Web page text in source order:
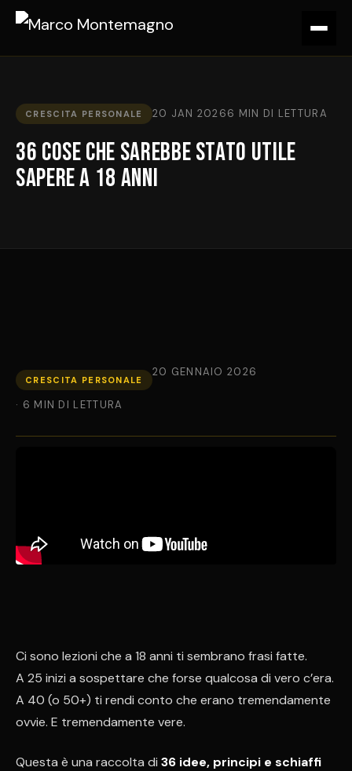
CRESCITA PERSONALE 20 JAN 20266 MIN DI LETTURA
36 cose che sarebbe stato utile
sapere a 18 anni
CRESCITA PERSONALE
20 GENNAIO 2026
· 6 MIN DI LETTURA
Ci sono lezioni che a 18 anni ti sembrano frasi fatte.
A 25 inizi a sospettare che forse qualcosa di vero c’era.
A 40 (o 50+) ti rendi conto che erano tremendamente
ovvie. E tremendamente vere.
Questa è una raccolta di 36 idee, principi e schiaffi